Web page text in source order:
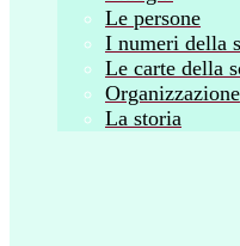
Le persone
I numeri della
Le carte della
Organizzazione
La storia